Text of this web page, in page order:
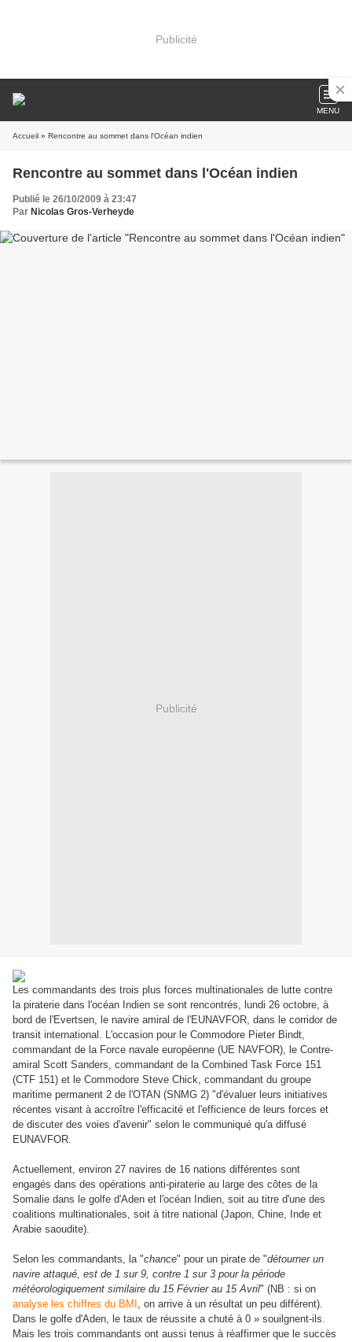
Publicité
MENU
Accueil » Rencontre au sommet dans l'Océan indien
Rencontre au sommet dans l'Océan indien
Publié le 26/10/2009 à 23:47
Par Nicolas Gros-Verheyde
Publicité
Les commandants des trois plus forces multinationales de lutte contre
la piraterie dans l'océan Indien se sont rencontrés, lundi 26 octobre, à
bord de l'Evertsen, le navire amiral de l'EUNAVFOR, dans le corridor de
transit international. L'occasion pour le Commodore Pieter Bindt,
commandant de la Force navale européenne (UE NAVFOR), le Contre-
amiral Scott Sanders, commandant de la Combined Task Force 151
(CTF 151) et le Commodore Steve Chick, commandant du groupe
maritime permanent 2 de l'OTAN (SNMG 2) "d'évaluer leurs initiatives
récentes visant à accroître l'efficacité et l'efficience de leurs forces et
de discuter des voies d'avenir" selon le communiqué qu'a diffusé
EUNAVFOR.
Actuellement, environ 27 navires de 16 nations différentes sont
engagés dans des opérations anti-piraterie au large des côtes de la
Somalie dans le golfe d'Aden et l'océan Indien, soit au titre d'une des
coalitions multinationales, soit à titre national (Japon, Chine, Inde et
Arabie saoudite).
Selon les commandants, la "chance" pour un pirate de "détourner un
navire attaqué, est de 1 sur 9, contre 1 sur 3 pour la période
météorologiquement similaire du 15 Février au 15 Avril" (NB : si on
analyse les chiffres du BMI , on arrive à un résultat un peu différent).
Dans le golfe d'Aden, le taux de réussite a chuté à 0 » souilgnent-ils.
Mais l es trois commandants ont aussi tenus à réaffirmer que le succès